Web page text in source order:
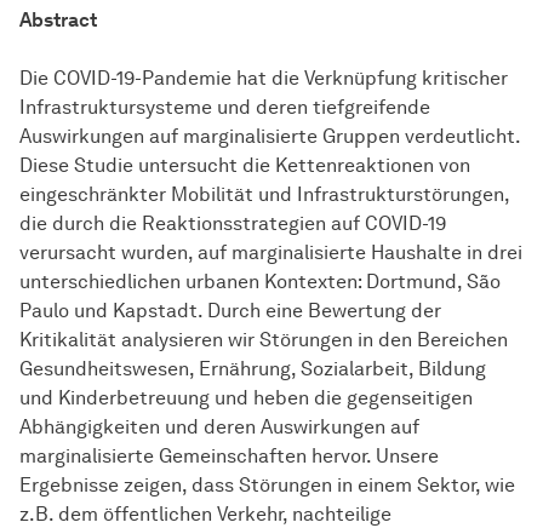
Abstract
Die COVID-19-Pandemie hat die Verknüpfung kritischer
Infrastruktursysteme und deren tiefgreifende
Auswirkungen auf marginalisierte Gruppen verdeutlicht.
Diese Studie untersucht die Kettenreaktionen von
eingeschränkter Mobilität und Infrastrukturstörungen,
die durch die Reaktionsstrategien auf COVID-19
verursacht wurden, auf marginalisierte Haushalte in drei
unterschiedlichen urbanen Kontexten: Dortmund, São
Paulo und Kapstadt. Durch eine Bewertung der
Kritikalität analysieren wir Störungen in den Bereichen
Gesundheitswesen, Ernährung, Sozialarbeit, Bildung
und Kinderbetreuung und heben die gegenseitigen
Abhängigkeiten und deren Auswirkungen auf
marginalisierte Gemeinschaften hervor. Unsere
Ergebnisse zeigen, dass Störungen in einem Sektor, wie
z.B. dem öffentlichen Verkehr, nachteilige